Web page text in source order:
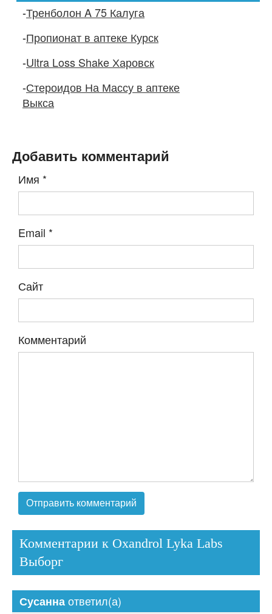
-Тренболон A 75 Калуга
-Пропионат в аптеке Курск
-Ultra Loss Shake Харовск
-Стероидов На Массу в аптеке
Выкса
Добавить комментарий
Имя *
Email *
Сайт
Комментарий
Комментарии к Oxandrol Lyka Labs
Выборг
Сусаннаответил(а)